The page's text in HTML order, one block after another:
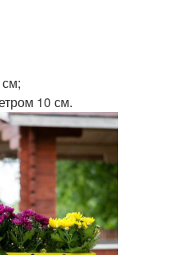
10 см.